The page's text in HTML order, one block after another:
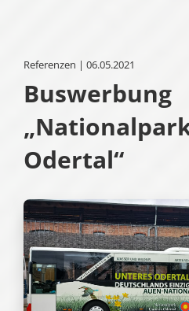
Referenzen | 06.05.2021
Buswerbung
Odertal“